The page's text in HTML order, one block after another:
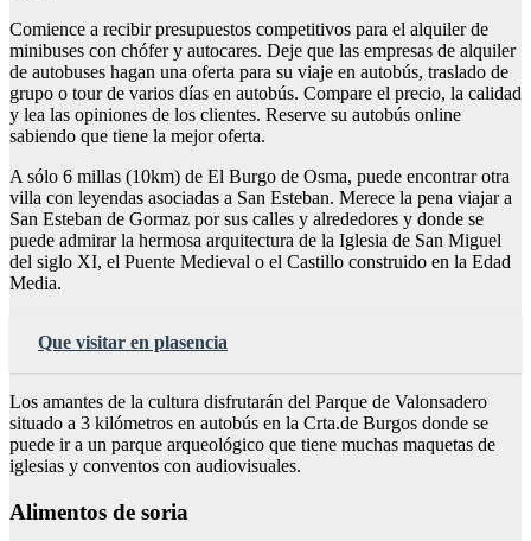
Comience a recibir presupuestos competitivos para el alquiler de
minibuses con chófer y autocares. Deje que las empresas de alquiler
de autobuses hagan una oferta para su viaje en autobús, traslado de
grupo o tour de varios días en autobús. Compare el precio, la calidad
y lea las opiniones de los clientes. Reserve su autobús online
sabiendo que tiene la mejor oferta.
A sólo 6 millas (10km) de El Burgo de Osma, puede encontrar otra
villa con leyendas asociadas a San Esteban. Merece la pena viajar a
San Esteban de Gormaz por sus calles y alrededores y donde se
puede admirar la hermosa arquitectura de la Iglesia de San Miguel
del siglo XI, el Puente Medieval o el Castillo construido en la Edad
Media.
Que visitar en plasencia
Los amantes de la cultura disfrutarán del Parque de Valonsadero
situado a 3 kilómetros en autobús en la Crta.de Burgos donde se
puede ir a un parque arqueológico que tiene muchas maquetas de
iglesias y conventos con audiovisuales.
Alimentos de soria